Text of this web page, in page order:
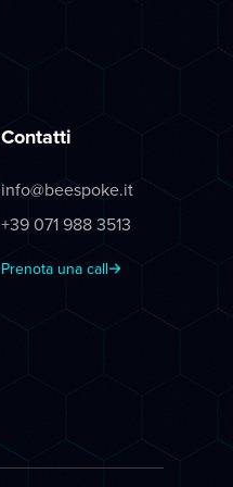
Contatti
info@beespoke.it
+39 071 988 3513
Prenota una call